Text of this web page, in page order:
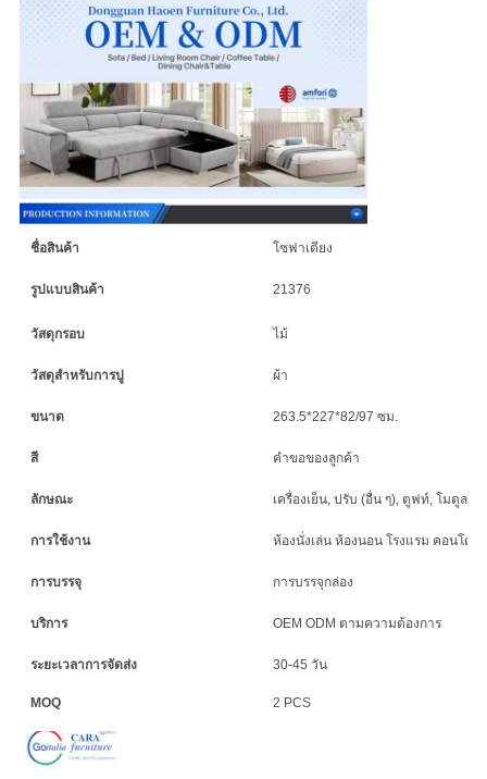
เสนอ
ราคา
แผนผัง
เว็บไซต์
นโยบาย
ความ
เป็น
ส่วน
ตัว
ชื่อสินค้า โซฟาเตียง
รูปแบบสินค้า 21376
วัสดุกรอบ ไม้
วัสดุสําหรับการปู ผ้า
ขนาด 263.5*227*82/97 ซม.
สี คําขอของลูกค้า
ลักษณะ เครื่องเย็น, ปรับ (อื่น ๆ), ตูฟท์, โมดูล, พั
การใช้งาน ห้องนั่งเล่น ห้องนอน โรงแรม คอนโด วิ
การบรรจุ การบรรจุกล่อง
บริการ OEM ODM ตามความต้องการ
ระยะเวลาการจัดส่ง 30-45 วัน
MOQ 2 PCS